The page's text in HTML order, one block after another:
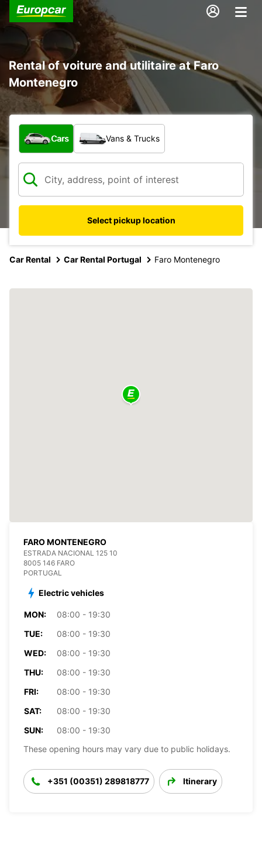
Rental of voiture and utilitaire at Faro
Montenegro
What type of vehicle?
Cars Vans & Trucks
Select pickup location
Car Rental Car Rental Portugal Faro Montenegro
FARO MONTENEGRO
ESTRADA NACIONAL 125 10
8005 146 FARO
PORTUGAL
Electric vehicles
MON:
08:00 - 19:30
TUE:
08:00 - 19:30
WED:
08:00 - 19:30
THU:
08:00 - 19:30
FRI:
08:00 - 19:30
SAT:
08:00 - 19:30
SUN:
08:00 - 19:30
These opening hours may vary due to public holidays.
+351 (00351) 289818777 Itinerary